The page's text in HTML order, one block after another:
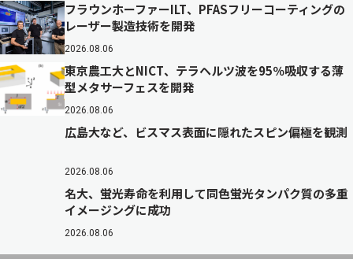
フラウンホーファーILT、PFASフリーコーティングの
レーザー製造技術を開発
2026.08.06
東京農工大とNICT、テラヘルツ波を95％吸収する薄
型メタサーフェスを開発
2026.08.06
広島大など、ビスマス表面に隠れたスピン偏極を観測
2026.08.06
名大、蛍光寿命を利用して同色蛍光タンパク質の多重
イメージングに成功
2026.08.06